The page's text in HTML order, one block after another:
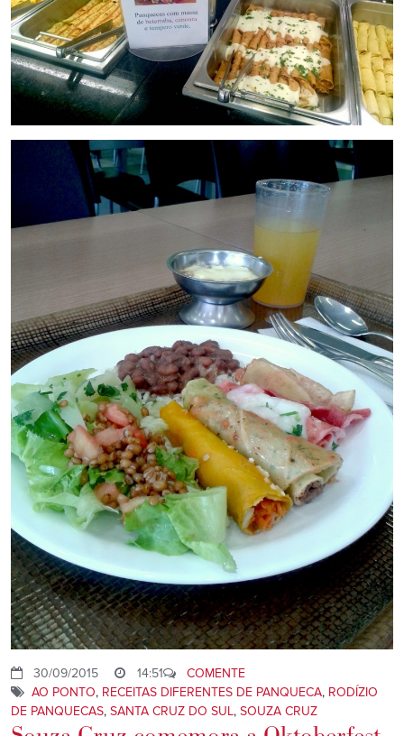
30/09/2015 14:51
COMENTE
AO PONTO, RECEITAS DIFERENTES DE PANQUECA, RODÍZIO
DE PANQUECAS, SANTA CRUZ DO SUL, SOUZA CRUZ